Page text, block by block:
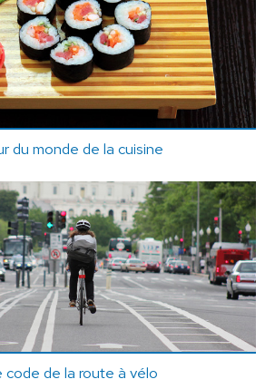
du monde de la cuisine
code de la route à vélo